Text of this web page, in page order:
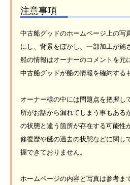
注意事項
中古船グッドのホームページ上の写
にし、背景をぼかし、一部加工が施
船の情報はオーナーのコメントを元
中古船グッドが船の情報を確約する
オーナー様の中には問題点を把握し
所がお話から漏れてしまう事もある
の状態と違う箇所が存在する可能性
修復歴や艇の過去の状態などに関し
握できておりません。
ホームページの内容と写真は参考ま